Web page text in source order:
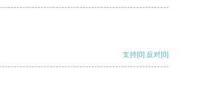
支持[0] 反对[0]